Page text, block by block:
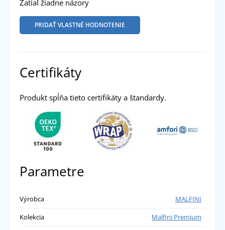
Zatiaľ žiadne názory
PRIDAŤ VLASTNÉ HODNOTENIE
Certifikáty
Produkt spĺňa tieto certifikáty a štandardy.
Parametre
Výrobca
MALFINI
Kolekcia
Malfini Premium